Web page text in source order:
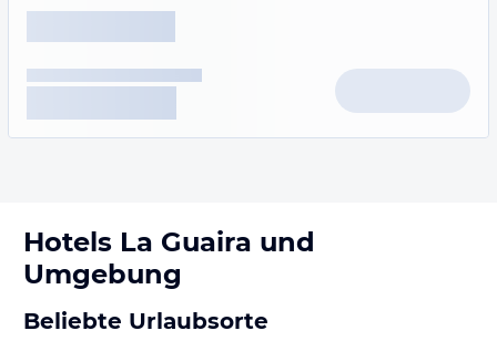
Hotels La Guaira und
Umgebung
Beliebte Urlaubsorte